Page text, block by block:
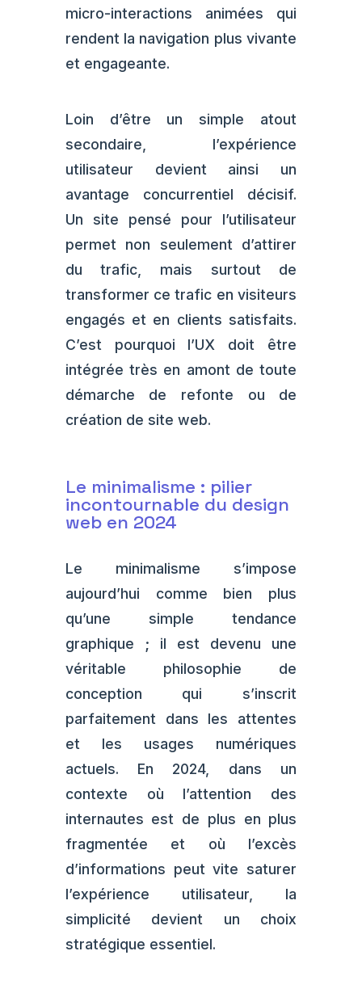
micro-interactions animées qui
rendent la navigation plus vivante
et engageante.
Loin d’être un simple atout
secondaire, l’expérience
utilisateur devient ainsi un
avantage concurrentiel décisif.
Un site pensé pour l’utilisateur
permet non seulement d’attirer
du trafic, mais surtout de
transformer ce trafic en visiteurs
engagés et en clients satisfaits.
C’est pourquoi l’UX doit être
intégrée très en amont de toute
démarche de refonte ou de
création de site web.
Le minimalisme : pilier
incontournable du design
web en 2024
Le minimalisme s’impose
aujourd’hui comme bien plus
qu’une simple tendance
graphique ; il est devenu une
véritable philosophie de
conception qui s’inscrit
parfaitement dans les attentes
et les usages numériques
actuels. En 2024, dans un
contexte où l’attention des
internautes est de plus en plus
fragmentée et où l’excès
d’informations peut vite saturer
l’expérience utilisateur, la
simplicité devient un choix
stratégique essentiel.